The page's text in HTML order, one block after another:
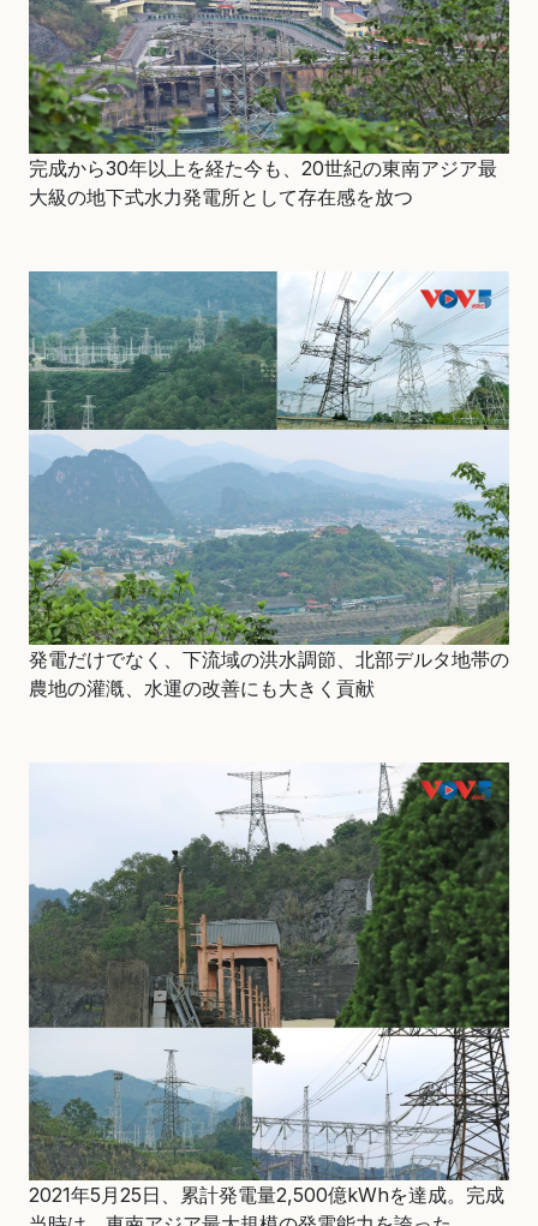
完成から30年以上を経た今も、20世紀の東南アジア最
大級の地下式水力発電所として存在感を放つ
発電だけでなく、下流域の洪水調節、北部デルタ地帯の
農地の灌漑、水運の改善にも大きく貢献
2021年5月25日、累計発電量2,500億kWhを達成。完成